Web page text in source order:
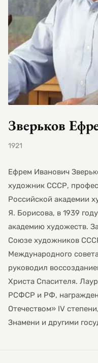
Зверьков
1921
Ефрем Иванович
художник СССР,
Российской академии
Я. Борисова, в 1939
академию художеств.
Союзе художников
Международного
руководил
Христа Спасителя.
РСФСР и РФ, награжден
Отечеством» IV
Знамени и другими